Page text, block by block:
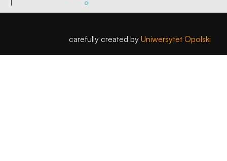
carefully created by Uniwersytet Opolski